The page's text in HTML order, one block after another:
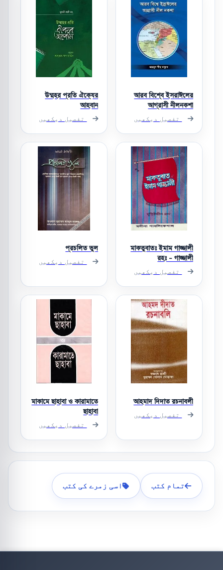
আরব বিশ্বে ইসরাঈলের
আগ্রাসী নীলনকশা
تفصیل دیکھیں
উম্মহর প্রতি ঐক্যের
আহবান
تفصیل دیکھیں
মাকতুবাতঃ ইমাম গাজ্জালী
রহঃ - গাজ্জালী
تفصیل دیکھیں
প্রচলিত ভুল
تفصیل دیکھیں
আহমাদ দিদাত রচনাবলী
تفصیل دیکھیں
মাকামে ছাহাবা ও কারামাতে
ছাহাবা
تفصیل دیکھیں
تمام کتب اسی زمرے کی کتب